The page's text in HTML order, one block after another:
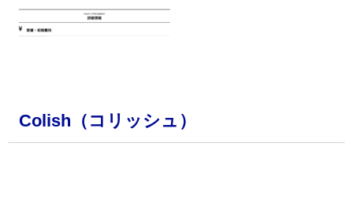
Colish（コリッシュ）